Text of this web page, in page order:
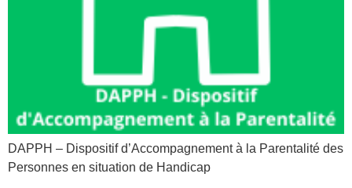
DAPPH – Dispositif d’Accompagnement à la Parentalité des
Personnes en situation de Handicap